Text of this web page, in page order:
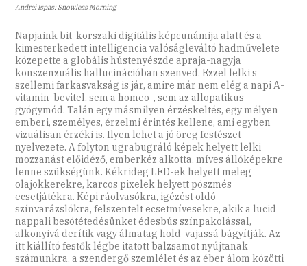
Andrei Ispas: Snowless Morning
Napjaink bit-korszaki digitális képcunámija alatt és a
kimesterkedett intelligencia valóságleváltó hadművelete
közepette a globális hústenyészde apraja-nagyja
konszenzuális hallucinációban szenved. Ezzel lelki s
szellemi farkasvakság is jár, amire már nem elég a napi A-
vitamin-bevitel, sem a homeo-, sem az allopatikus
gyógymód. Talán egy másmilyen érzéskeltés, egy mélyen
emberi, személyes, érzelmi érintés kellene, ami egyben
vizuálisan érzéki is. Ilyen lehet a jó öreg festészet
nyelvezete. A folyton ugrabugráló képek helyett lelki
mozzanást előidéző, emberkéz alkotta, míves állóképekre
lenne szükségünk. Kékrideg LED-ek helyett meleg
olajokkerekre, karcos pixelek helyett pöszmés
ecsetjátékra. Képi ráolvasókra, igézést oldó
színvarázslókra, felszentelt ecsetmívesekre, akik a lucid
nappali besötétedésünket édesbús színpakolással,
alkonyivá derítik vagy álmatag hold-vajassá bágyítják. Az
itt kiállító festők légbe itatott balzsamot nyújtanak
számunkra, a szendergő szemlélet és az éber álom közötti